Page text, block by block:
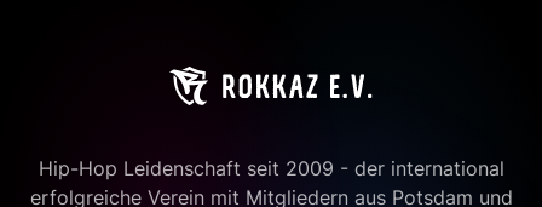
Hip-Hop Leidenschaft seit 2009 - der international
erfolgreiche Verein mit Mitgliedern aus Potsdam und